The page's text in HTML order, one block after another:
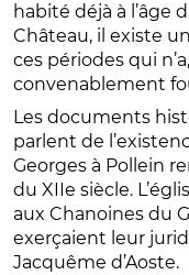
habité déjà à l’âge
Château, il existe
ces périodes qui
convenablement
Les documents
parlent de
Georges à Pollein
du XIIe siècle.
aux Chanoines du
exerçaient leur
Jacquême d’Aoste.